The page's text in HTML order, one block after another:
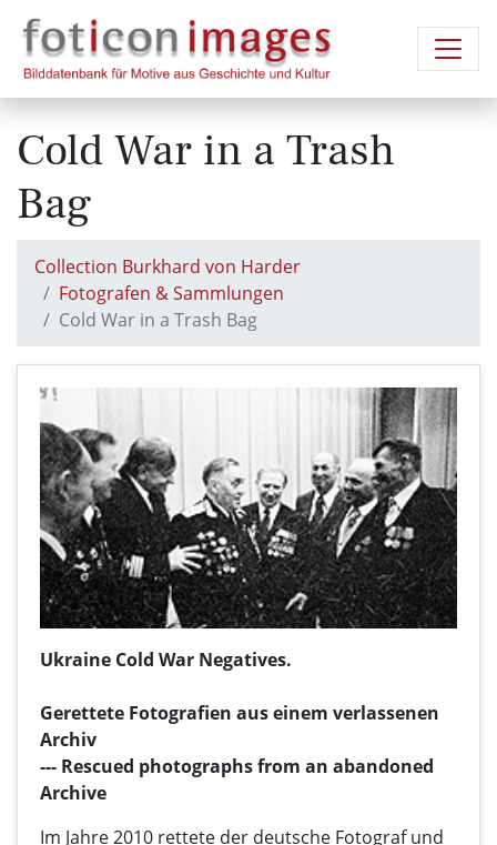
Cold War in a Trash
Bag
Collection Burkhard von Harder
Fotografen & Sammlungen
Cold War in a Trash Bag
Ukraine Cold War Negatives.
Gerettete Fotografien auseinem verlassenen
Archiv
--- Rescued photographs from an abandoned
Archive
Im Jahre 2010 rettete der deutsche Fotograf und